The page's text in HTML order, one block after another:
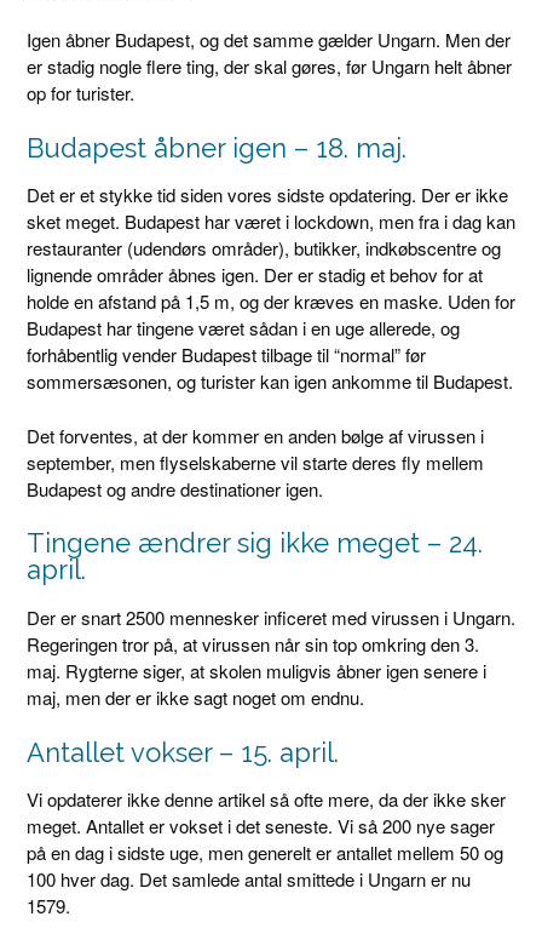
Igen åbner Budapest, og det samme gælder Ungarn. Men der
er stadig nogle flere ting, der skal gøres, før Ungarn helt åbner
op for turister.
Budapest åbner igen – 18. maj.
Det er et stykke tid siden vores sidste opdatering. Der er ikke
sket meget. Budapest har været i lockdown, men fra i dag kan
restauranter (udendørs områder), butikker, indkøbscentre og
lignende områder åbnes igen. Der er stadig et behov for at
holde en afstand på 1,5 m, og der kræves en maske. Uden for
Budapest har tingene været sådan i en uge allerede, og
forhåbentlig vender Budapest tilbage til “normal” før
sommersæsonen, og turister kan igen ankomme til Budapest.
Det forventes, at der kommer en anden bølge af virussen i
september, men flyselskaberne vil starte deres fly mellem
Budapest og andre destinationer igen.
Tingene ændrer sig ikke meget – 24.
april.
Der er snart 2500 mennesker inficeret med virussen i Ungarn.
Regeringen tror på, at virussen når sin top omkring den 3.
maj. Rygterne siger, at skolen muligvis åbner igen senere i
maj, men der er ikke sagt noget om endnu.
Antallet vokser – 15. april.
Vi opdaterer ikke denne artikel så ofte mere, da der ikke sker
meget. Antallet er vokset i det seneste. Vi så 200 nye sager
på en dag i sidste uge, men generelt er antallet mellem 50 og
100 hver dag. Det samlede antal smittede i Ungarn er nu
1579.